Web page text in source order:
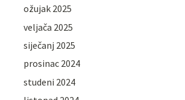
ožujak 2025
veljača 2025
siječanj 2025
prosinac 2024
studeni 2024